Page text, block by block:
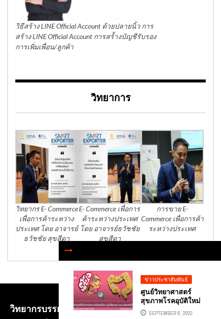
ข่าวประชาสัมพันธ์
ศูนย์วิทยาศาสตร์
สุขภาพโรคอุบัติใหม่
คณะแพทยศาสตร์
SEPTEMBER 8, 2022
วิธีสร้าง LINE Official Account ด้วยปลายนิ้ว การ
สร้าง LINE Official Account การสร้้างบัญชีรับรอง
การเพิ่มเพื่อน/ลูกค้า
วิทยาการ
วิทยากร E- Commerce
เพื่อการค้าระหว่าง
ประเทศ โดย อาจารย์
ธวัชชัย สุขสีดา
E- Commerce เพื่อการ
ค้าระหว่างประเทศ
โดย อาจารย์ธวัชชัย
สุขสีดา
การขาย E-
Commerce เพื่อการค้า
ระหว่างประเทศ
วิทยากรบรรยาย E-COMMERCE เพื่อการค้าระหว่าง